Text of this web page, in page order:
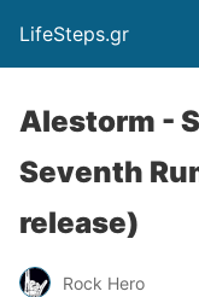
LifeSteps.gr
Alestorm -
Seventh
release)
Rock Hero